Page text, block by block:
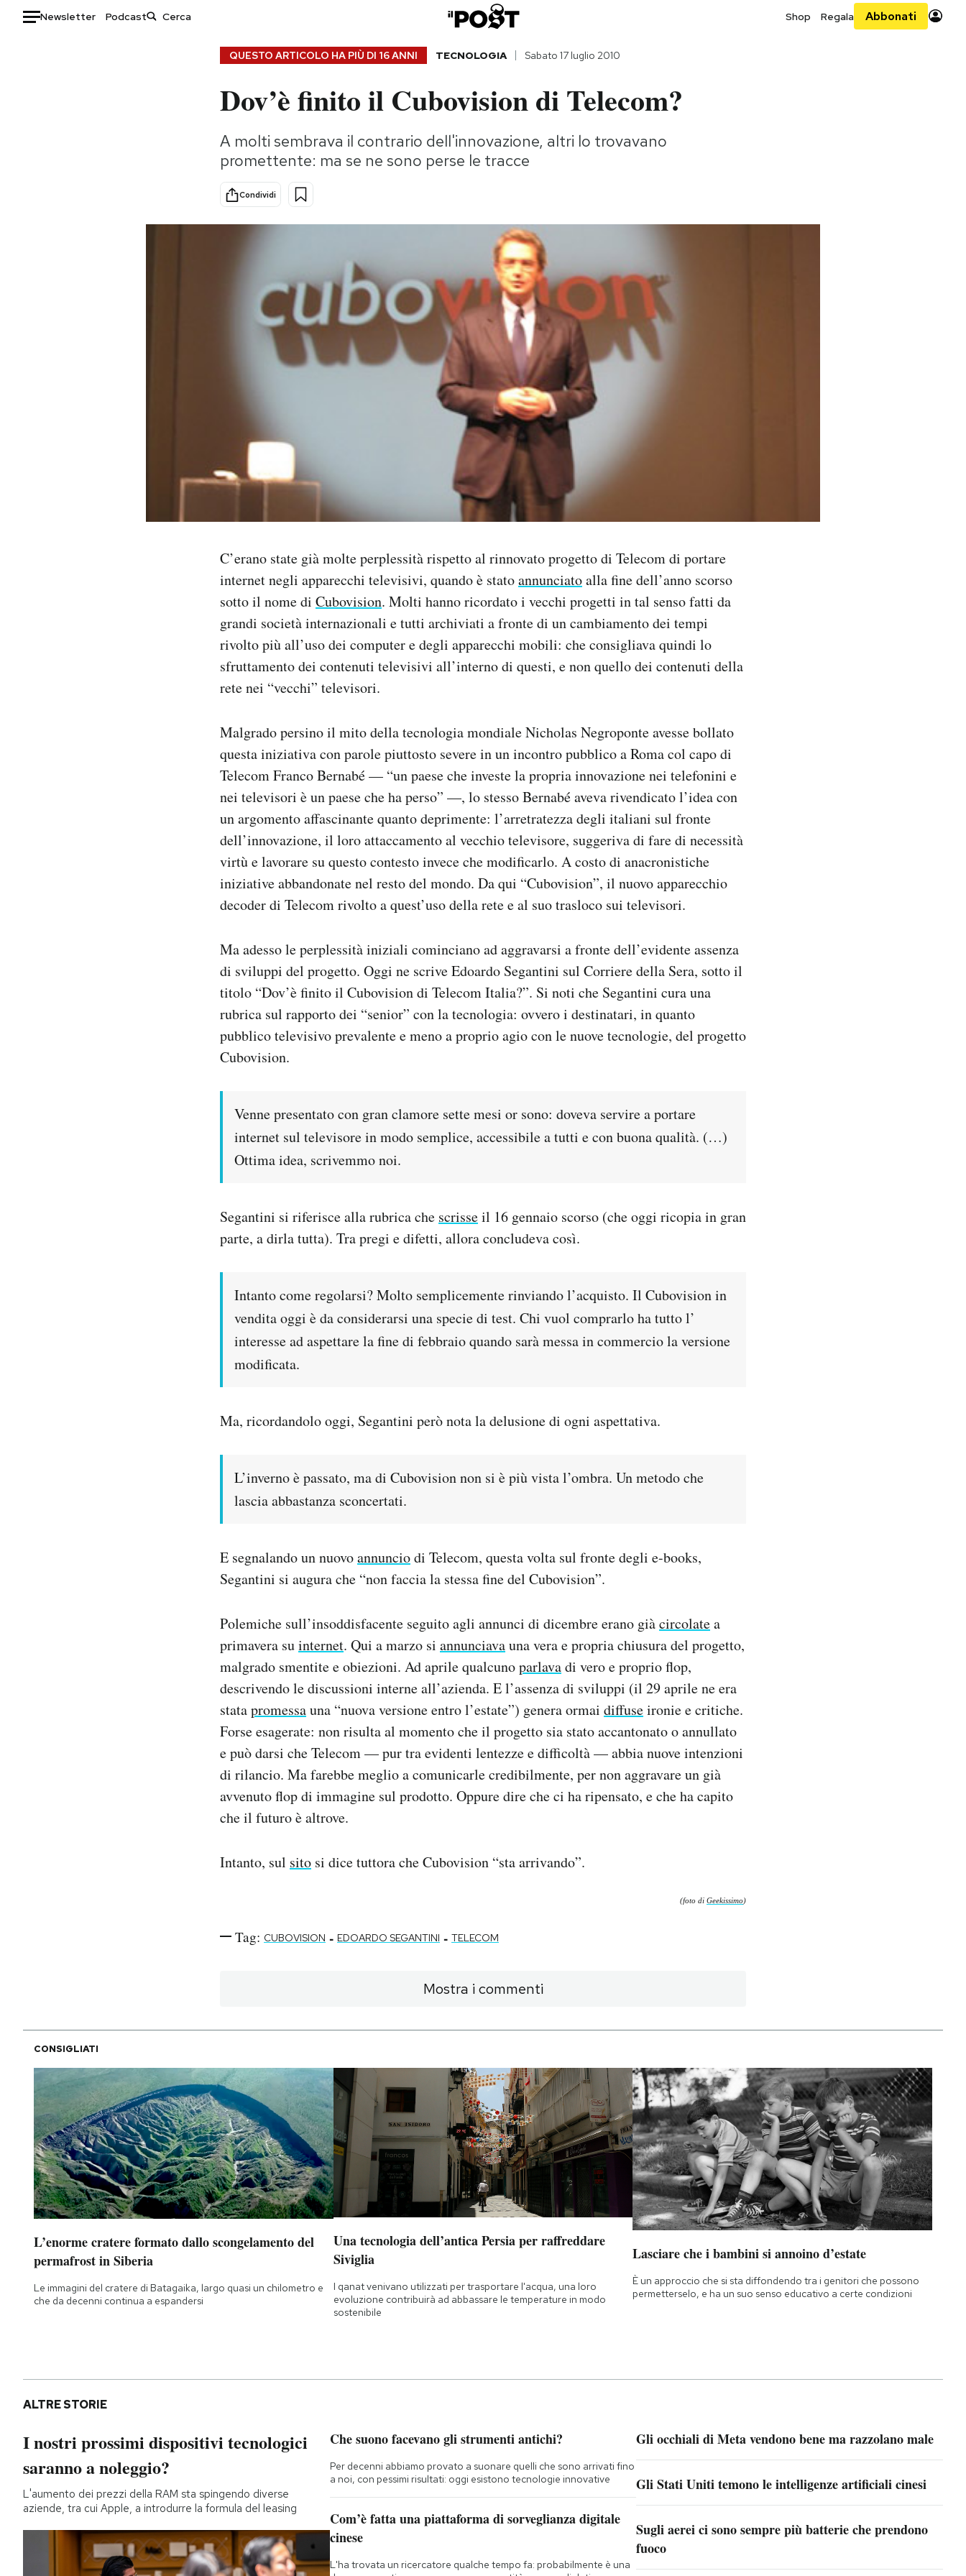
Newsletter Podcast Shop Regala Abbonati
Consumismi
Storie/Idee
Ok Boomer!
Media
QUESTO ARTICOLO HA PIÙ DI 16 ANNI TECNOLOGIA Sabato 17 luglio 2010
Dov’è finito il Cubovision di Telecom?
A molti sembrava il contrario dell'innovazione, altri lo trovavano
promettente: ma se ne sono perse le tracce
Condividi
C’erano state già molte perplessità rispetto al rinnovato progetto di Telecom di portare
internet negli apparecchi televisivi, quando è statoannunciatoalla fine dell’anno scorso
sotto il nome di Cubovision. Molti hanno ricordato i vecchi progetti in tal senso fatti da
grandi società internazionali e tutti archiviati a fronte di un cambiamento dei tempi
rivolto più all’uso dei computer e degli apparecchi mobili: che consigliava quindi lo
sfruttamento dei contenuti televisivi all’interno di questi, e non quello dei contenuti della
rete nei “vecchi” televisori.
Malgrado persino il mito della tecnologia mondiale Nicholas Negroponte avesse bollato
questa iniziativa con parole piuttosto severe in un incontro pubblico a Roma col capo di
Telecom Franco Bernabé — “un paese che investe la propria innovazione nei telefonini e
nei televisori è un paese che ha perso” —, lo stesso Bernabé aveva rivendicato l’idea con
un argomento affascinante quanto deprimente: l’arretratezza degli italiani sul fronte
dell’innovazione, il loro attaccamento al vecchio televisore, suggeriva di fare di necessità
virtù e lavorare su questo contesto invece che modificarlo. A costo di anacronistiche
iniziative abbandonate nel resto del mondo. Da qui “Cubovision”, il nuovo apparecchio
decoder di Telecom rivolto a quest’uso della rete e al suo trasloco sui televisori.
Ma adesso le perplessità iniziali cominciano ad aggravarsi a fronte dell’evidente assenza
di sviluppi del progetto. Oggi ne scrive Edoardo Segantini sul Corriere della Sera, sotto il
titolo “Dov’è finito il Cubovision di Telecom Italia?”. Si noti che Segantini cura una
rubrica sul rapporto dei “senior” con la tecnologia: ovvero i destinatari, in quanto
pubblico televisivo prevalente e meno a proprio agio con le nuove tecnologie, del progetto
Cubovision.
Venne presentato con gran clamore sette mesi or sono: doveva servire a portare
internet sul televisore in modo semplice, accessibile a tutti e con buona qualità. (…)
Ottima idea, scrivemmo noi.
Segantini si riferisce alla rubrica che scrisseil 16 gennaio scorso (che oggi ricopia in gran
parte, a dirla tutta). Tra pregi e difetti, allora concludeva così.
Intanto come regolarsi? Molto semplicemente rinviando l’acquisto. Il Cubovision in
vendita oggi è da considerarsi una specie di test. Chi vuol comprarlo ha tutto l’
interesse ad aspettare la fine di febbraio quando sarà messa in commercio la versione
modificata.
Ma, ricordandolo oggi, Segantini però nota la delusione di ogni aspettativa.
L’inverno è passato, ma di Cubovision non si è più vista l’ombra. Un metodo che
lascia abbastanza sconcertati.
E segnalando un nuovoannunciodi Telecom, questa volta sul fronte degli e-books,
Segantini si augura che “non faccia la stessa fine del Cubovision”.
Polemiche sull’insoddisfacente seguito agli annunci di dicembre erano giàcircolatea
primavera suinternet. Qui a marzo si annunciavauna vera e propria chiusura del progetto,
malgrado smentite e obiezioni. Ad aprile qualcunoparlavadi vero e proprio flop,
descrivendo le discussioni interne all’azienda. E l’assenza di sviluppi (il 29 aprile ne era
statapromessauna “nuova versione entro l’estate”) genera ormai diffuseironie e critiche.
Forse esagerate: non risulta al momento che il progetto sia stato accantonato o annullato
e può darsi che Telecom — pur tra evidenti lentezze e difficoltà — abbia nuove intenzioni
di rilancio. Ma farebbe meglio a comunicarle credibilmente, per non aggravare un già
avvenuto flop di immagine sul prodotto. Oppure dire che ci ha ripensato, e che ha capito
che il futuro è altrove.
Intanto, sul sito si dice tuttora che Cubovision “sta arrivando”.
(foto di Geekissimo)
Tag: CUBOVISION - EDOARDO SEGANTINI - TELECOM
Mostra i commenti
CONSIGLIATI
L’enorme cratere formato dallo scongelamento del
permafrost in Siberia
Le immagini del cratere di Batagaika, largo quasi un chilometro e
che da decenni continua a espandersi
Una tecnologia dell’antica Persia per raffreddare
Siviglia
I qanat venivano utilizzati per trasportare l'acqua, una loro
evoluzione contribuirà ad abbassare le temperature in modo
sostenibile
Lasciare che i bambini si annoino d’estate
È un approccio che si sta diffondendo tra i genitori che possono
permetterselo, e ha un suo senso educativo a certe condizioni
ALTRE STORIE
I nostri prossimi dispositivi tecnologici
saranno a noleggio?
L'aumento dei prezzi della RAM sta spingendo diverse
aziende, tra cui Apple, a introdurre la formula del leasing
Che suono facevano gli strumenti antichi?
Per decenni abbiamo provato a suonare quelli che sono arrivati fino
a noi, con pessimi risultati: oggi esistono tecnologie innovative
Com’è fatta una piattaforma di sorveglianza digitale
cinese
L'ha trovata un ricercatore qualche tempo fa: probabilmente è una
Gli occhiali di Meta vendono bene ma razzolano male
Gli Stati Uniti temono le intelligenze artificiali cinesi
Sugli aerei ci sono sempre più batterie che prendono
fuoco